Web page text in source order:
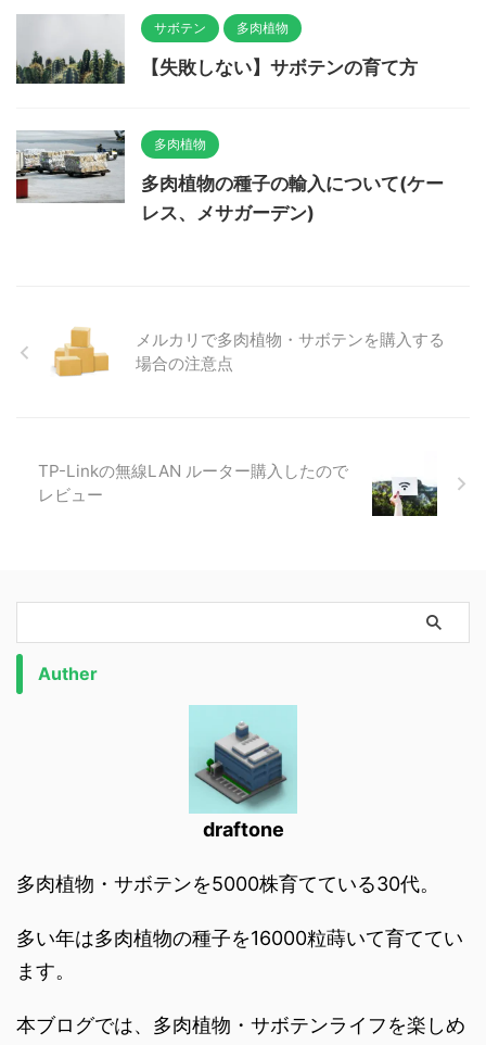
サボテン 多肉植物
【失敗しない】サボテンの育て方
多肉植物
多肉植物の種子の輸入について(ケー
レス、メサガーデン)
メルカリで多肉植物・サボテンを購入する
場合の注意点
TP-Linkの無線LAN ルーター購入したので
レビュー
Auther
draftone
多肉植物・サボテンを5000株育てている30代。
多い年は多肉植物の種子を16000粒蒔いて育ててい
ます。
本ブログでは、多肉植物・サボテンライフを楽しめ